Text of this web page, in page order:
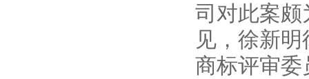
司对此案颇
见，徐新
商标评审委